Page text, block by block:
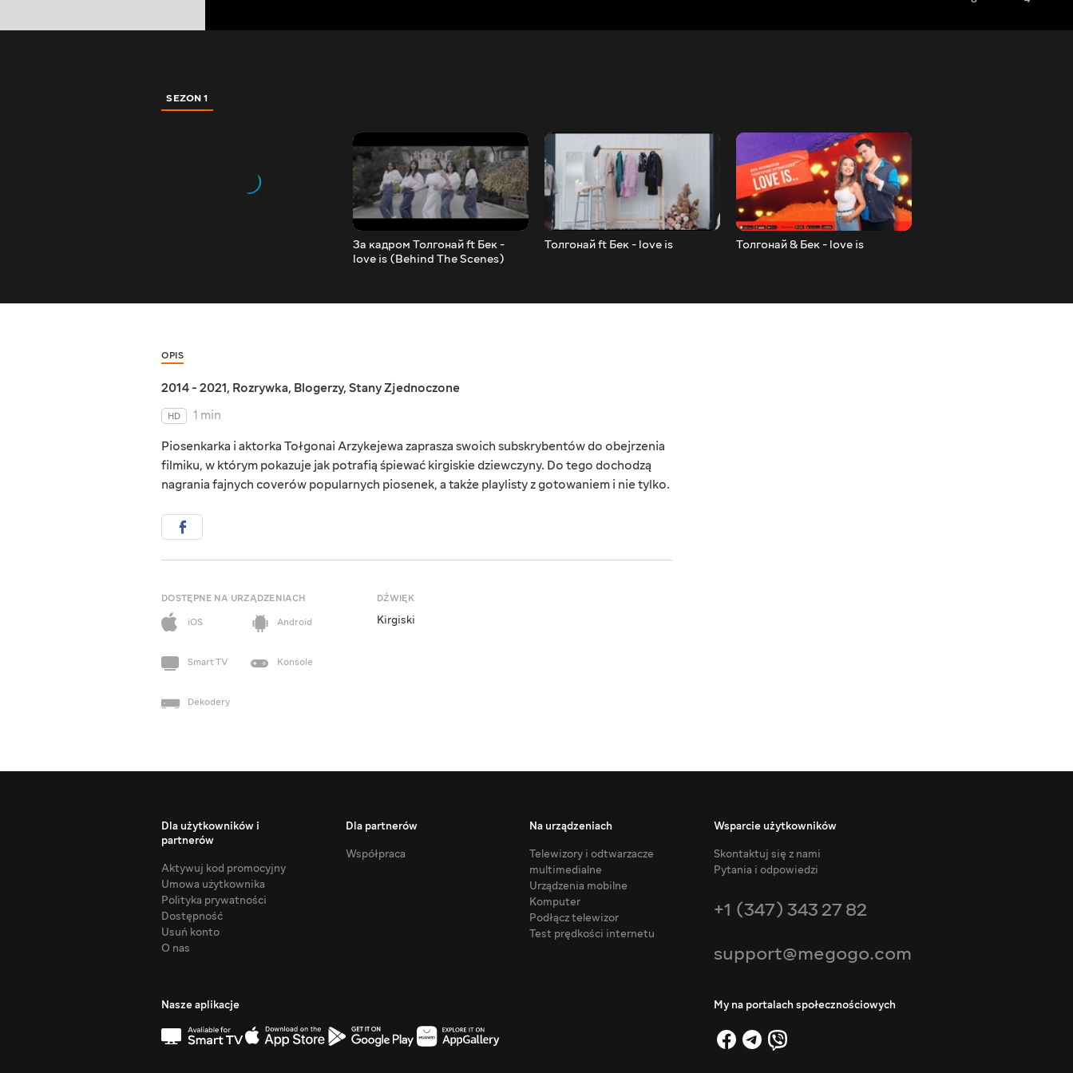
SEZON 1
За кадром Толгонай ft Бек -
love is (Behind The Scenes)
Толгонай ft Бек - love is Толгонай & Бек - love is
OPIS
2014 - 2021, Rozrywka, Blogerzy, Stany Zjednoczone
HD
1 min
Piosenkarka i aktorka Tołgonai Arzykejewa zaprasza swoich subskrybentów do obejrzenia
filmiku, w którym pokazuje jak potrafią śpiewać kirgiskie dziewczyny. Do tego dochodzą
nagrania fajnych coverów popularnych piosenek, a także playlisty z gotowaniem i nie tylko.
DOSTĘPNE NA URZĄDZENIACH
iOS
Android
Smart TV Konsole
Dekodery
DŹWIĘK
Kirgiski
Dla użytkowników i
partnerów
Aktywuj kod promocyjny
Umowa użytkownika
Polityka prywatności
Dostępność
Usuń konto
O nas
Dla partnerów
Współpraca
Na urządzeniach
Telewizory i odtwarzacze
multimedialne
Urządzenia mobilne
Komputer
Podłącz telewizor
Test prędkości internetu
Wsparcie użytkowników
Skontaktuj się z nami
Pytania i odpowiedzi
+1 (347) 343 27 82
support@megogo.com
Nasze aplikacje My na portalach społecznościowych